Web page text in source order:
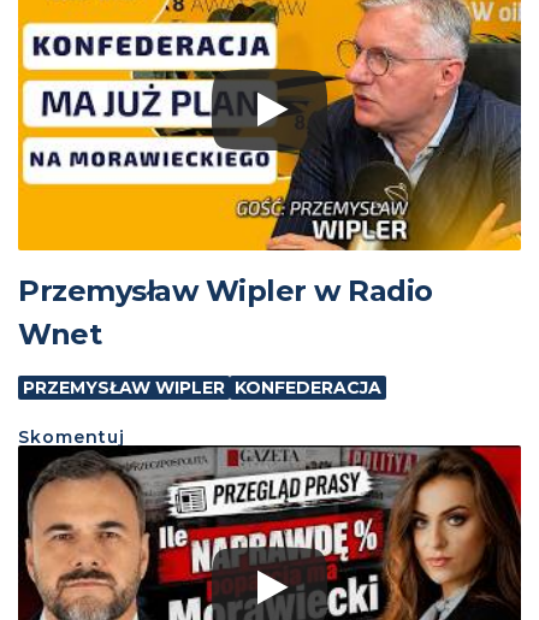
Przemysław Wipler w Radio
Wnet
PRZEMYSŁAW WIPLER KONFEDERACJA
Skomentuj